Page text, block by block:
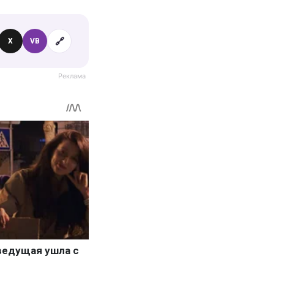
X VB 🔗